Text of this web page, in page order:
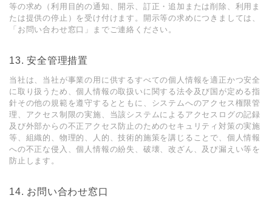
等の求め（利⽤⽬的の通知、開⽰、訂正・追加または削除、利⽤ま
たは提供の停⽌）を受け付けます。開⽰等の求めにつきましては、
「お問い合わせ窓⼝」までご連絡ください。
13. 安全管理措置
当社は、当社が事業の⽤に供するすべての個⼈情報を適正かつ安全
に取り扱うため、個⼈情報の取扱いに関する法令及び国が定める指
針その他の規範を遵守するとともに、システムへのアクセス権限管
理、アクセス制限の実施、当該システムによるアクセスログの記録
及び外部からの不正アクセス防⽌のためのセキュリティ対策の実施
等、組織的、物理的、⼈的、技術的施策を講じることで、個⼈情報
への不正な侵⼊、個⼈情報の紛失、破壊、改ざん、及び漏えい等を
防⽌します。
14. お問い合わせ窓⼝